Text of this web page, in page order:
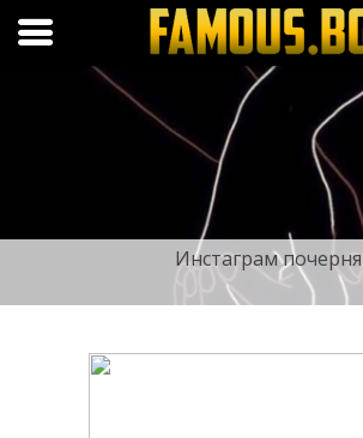
Folk.bg
Инстаграм почерня